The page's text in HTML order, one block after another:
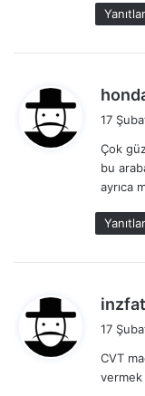
17
Çok
bu
ayrıca
17
CVT
vermek